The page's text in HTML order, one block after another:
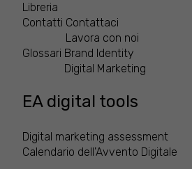
Libreria
Contatti Contattaci
Lavora con noi
Glossari Brand Identity
Digital Marketing
EA digital tools
Digital marketing assessment
Calendario dell'Avvento Digitale